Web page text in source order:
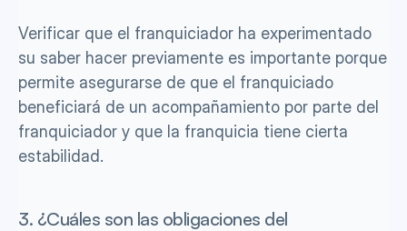
Verificar que el franquiciador ha experimentado
su saber hacer previamente es importante porque
permite asegurarse de que el franquiciado
beneficiará de un acompañamiento por parte del
franquiciador y que la franquicia tiene cierta
estabilidad.
3. ¿Cuáles son las obligaciones del